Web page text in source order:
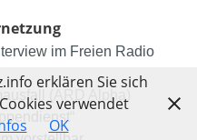
im Freien Radio
(ARD Alpha)
erklären Sie sich
verwendet
OK